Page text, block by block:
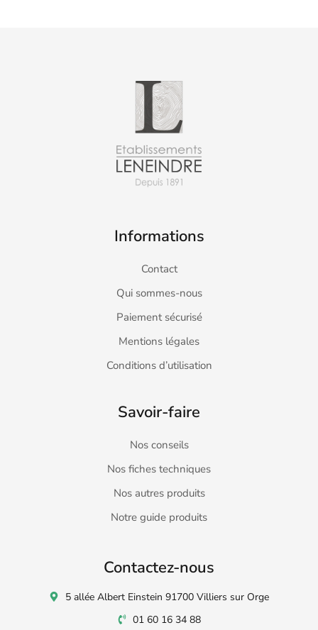
Informations
Contact
Qui sommes-nous
Paiement sécurisé
Mentions légales
Conditions d’utilisation
Savoir-faire
Nos conseils
Nos fiches techniques
Nos autres produits
Notre guide produits
Contactez-nous
5 allée Albert Einstein 91700 Villiers sur Orge
01 60 16 34 88